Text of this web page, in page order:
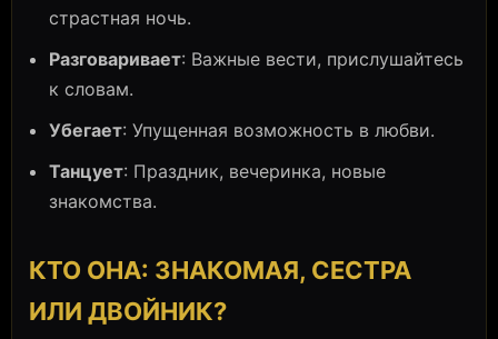
страстная ночь.
Разговаривает: Важные вести, прислушайтесь
к словам.
Убегает: Упущенная возможность в любви.
Танцует: Праздник, вечеринка, новые
знакомства.
КТО ОНА: ЗНАКОМАЯ, СЕСТРА
ИЛИ ДВОЙНИК?